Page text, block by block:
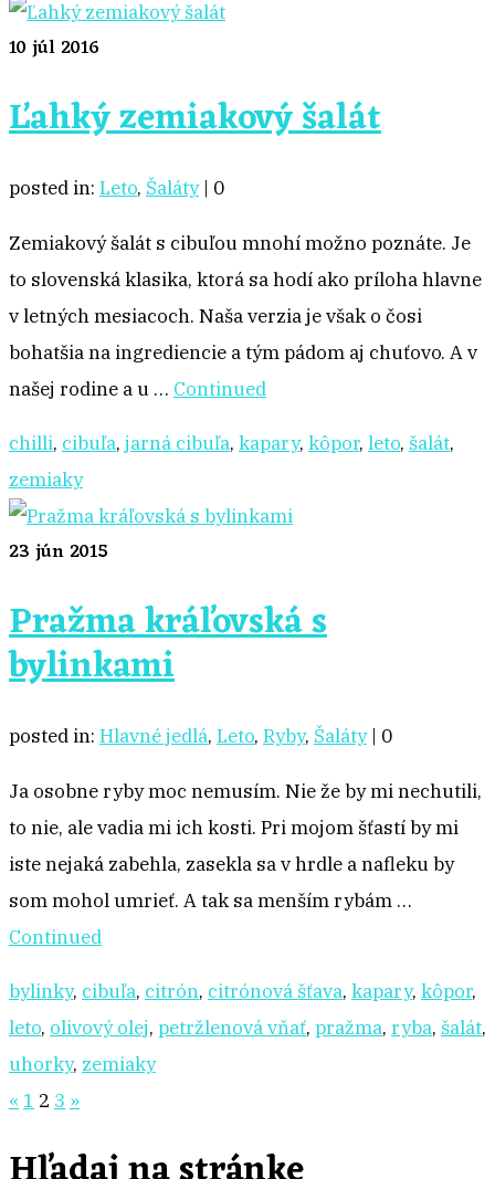
10 júl 2016
Ľahký zemiakový šalát
posted in: Leto, Šaláty | 0
Zemiakový šalát s cibuľou mnohí možno poznáte. Je
to slovenská klasika, ktorá sa hodí ako príloha hlavne
v letných mesiacoch. Naša verzia je však o čosi
bohatšia na ingrediencie a tým pádom aj chuťovo. A v
našej rodine a u … Continued
chilli, cibuľa, jarná cibuľa, kapary, kôpor, leto, šalát,
zemiaky
23 jún 2015
Pražma kráľovská s
bylinkami
posted in: Hlavné jedlá, Leto, Ryby, Šaláty | 0
Ja osobne ryby moc nemusím. Nie že by mi nechutili,
to nie, ale vadia mi ich kosti. Pri mojom šťastí by mi
iste nejaká zabehla, zasekla sa v hrdle a nafleku by
som mohol umrieť. A tak sa menším rybám …
Continued
bylinky, cibuľa, citrón, citrónová šťava, kapary, kôpor,
leto, olivový olej, petržlenová vňať, pražma, ryba, šalát,
uhorky, zemiaky
Stránkovanie
príspevkov
« 1 2 3 »